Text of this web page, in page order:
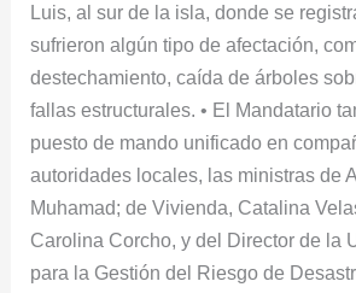
Luis, al sur de la isla, donde se
sufrieron algún tipo de afectación,
destechamiento, caída de árboles
fallas estructurales. • El Mandatario
puesto de mando unificado en
autoridades locales, las ministras de
Muhamad; de Vivienda, Catalina
Carolina Corcho, y del Director de la
para la Gestió​n del Riesgo de